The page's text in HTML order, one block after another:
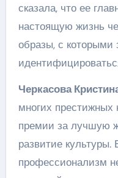
сказала, что ее
настоящую жизнь
образы, с которыми
Черкасова
многих престижных
премии за лучшую
развитие культуры.
профессионализм